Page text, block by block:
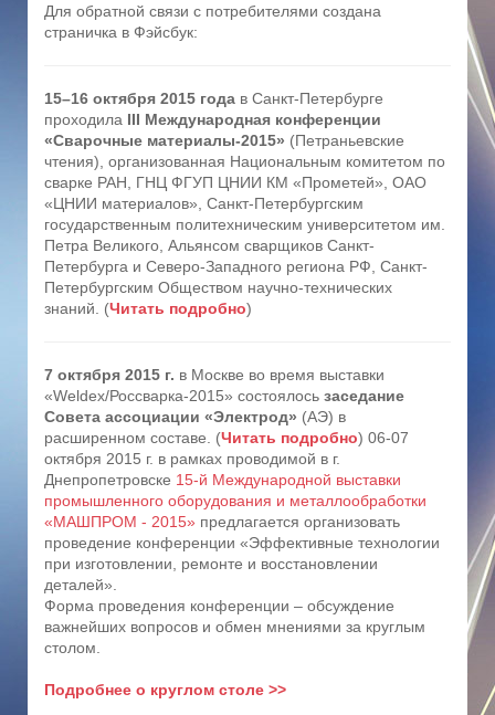
Для обратной связи с потребителями создана
страничка в Фэйсбук:
15–16 октября 2015 года в Санкт-Петербурге
проходила III Международная конференции
«Сварочные материалы-2015» (Петраньевские
чтения), организованная Национальным комитетом по
сварке РАН, ГНЦ ФГУП ЦНИИ КМ «Прометей», ОАО
«ЦНИИ материалов», Санкт-Петербургским
государственным политехническим университетом им.
Петра Великого, Альянсом сварщиков Санкт-
Петербурга и Северо-Западного региона РФ, Санкт-
Петербургским Обществом научно-технических
знаний. (Читать подробно)
7 октября 2015 г. в Москве во время выставки
«Weldex/Россварка-2015» состоялось заседание
Совета ассоциации «Электрод» (АЭ) в
расширенном составе. (Читать подробно) 06-07
октября 2015 г. в рамках проводимой в г.
Днепропетровске 15-й Международной выставки
промышленного оборудования и металлообработки
«МАШПРОМ - 2015» предлагается организовать
проведение конференции «Эффективные технологии
при изготовлении, ремонте и восстановлении
деталей».
Форма проведения конференции – обсуждение
важнейших вопросов и обмен мнениями за круглым
столом.
Подробнее о круглом столе >>